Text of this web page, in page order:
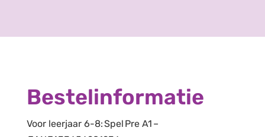
Bestelinformatie
Voor leerjaar6-8:Spel Pre A1 –